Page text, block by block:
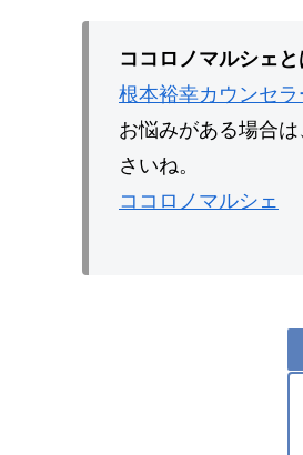
ココロノマルシェと
根本裕幸カウンセラ
お悩みがある場合
さいね。
ココロノマルシェ